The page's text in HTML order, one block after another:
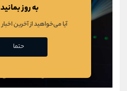
به روز
آیا می‌خواهید از آخرین
حتما